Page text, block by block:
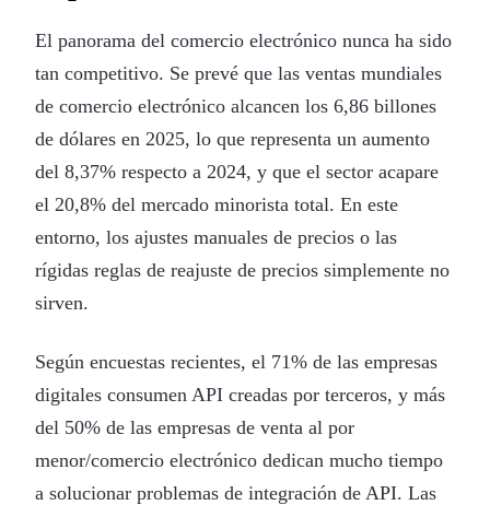
El panorama del comercio electrónico nunca ha sido
tan competitivo. Se prevé que las ventas mundiales
de comercio electrónico alcancen los 6,86 billones
de dólares en 2025, lo que representa un aumento
del 8,37% respecto a 2024, y que el sector acapare
el 20,8% del mercado minorista total. En este
entorno, los ajustes manuales de precios o las
rígidas reglas de reajuste de precios simplemente no
sirven.
Según encuestas recientes, el 71% de las empresas
digitales consumen API creadas por terceros, y más
del 50% de las empresas de venta al por
menor/comercio electrónico dedican mucho tiempo
a solucionar problemas de integración de API. Las